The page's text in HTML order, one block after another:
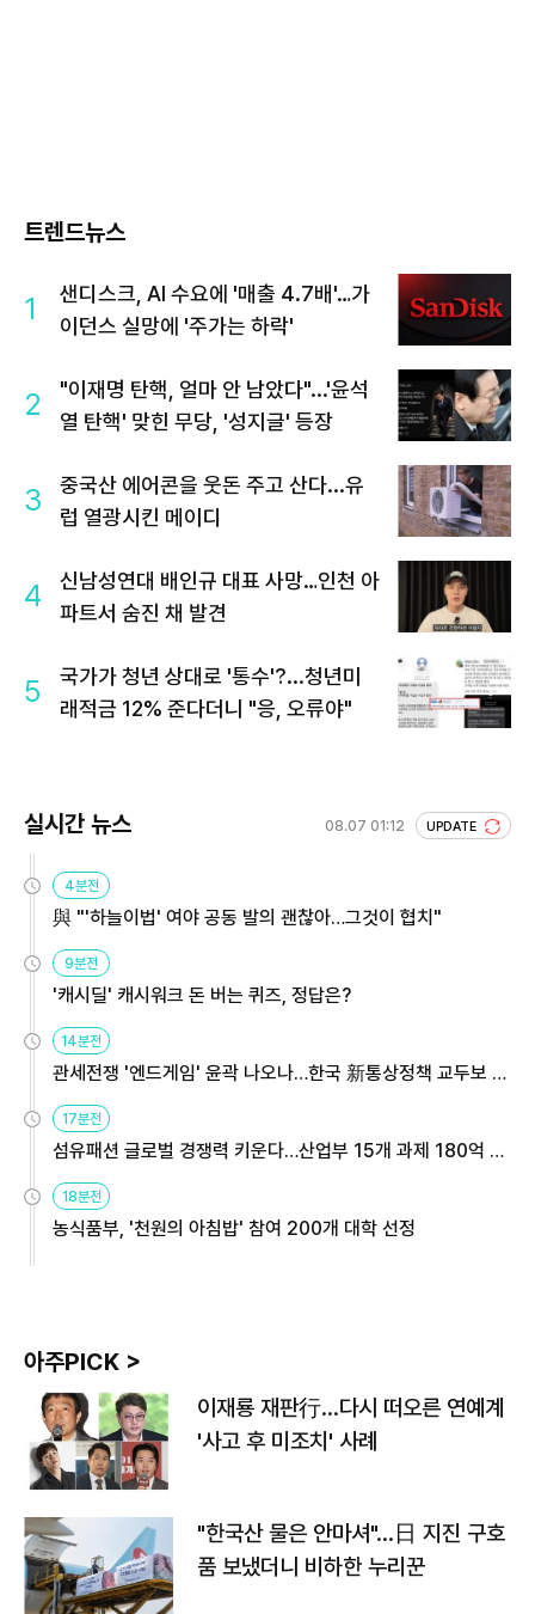
트렌드뉴스
1
샌디스크, AI 수요에 '매출 4.7배'…가
이던스 실망에 '주가는 하락'
2
"이재명 탄핵, 얼마 안 남았다"...'윤석
열 탄핵' 맞힌 무당, '성지글' 등장
3
중국산 에어콘을 웃돈 주고 산다...유
럽 열광시킨 메이디
4
신남성연대 배인규 대표 사망…인천 아
파트서 숨진 채 발견
5
국가가 청년 상대로 '통수'?...청년미
래적금 12% 준다더니 "응, 오류야"
실시간 뉴스 08.07 01:12 UPDATE
4분전
與 "'하늘이법' 여야 공동 발의 괜찮아…그것이 협치"
9분전
'캐시딜' 캐시워크 돈 버는 퀴즈, 정답은?
14분전
관세전쟁 '엔드게임' 윤곽 나오나…한국 新통상정책 교두보 활
17분전
섬유패션 글로벌 경쟁력 키운다…산업부 15개 과제 180억 지
18분전
농식품부, '천원의 아침밥' 참여 200개 대학 선정
아주PICK >
이재룡 재판行…다시 떠오른 연예계
'사고 후 미조치' 사례
"한국산 물은 안마셔"…日 지진 구호
품 보냈더니 비하한 누리꾼